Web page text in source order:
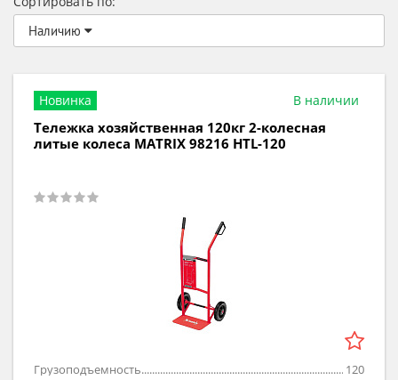
Наличию
Новинка В наличии
Тележка хозяйственная 120кг 2-колесная
литые колеса MATRIX 98216 HTL-120
Грузоподъемность
120